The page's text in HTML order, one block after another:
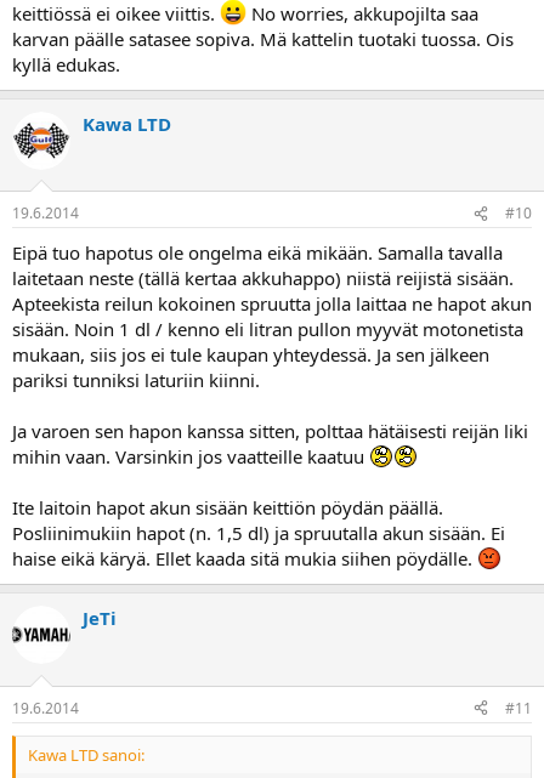
keittiössä ei oikee viittis.
No worries, akkupojilta saa
karvan päälle satasee sopiva. Mä kattelin tuotaki tuossa. Ois
kyllä edukas.
Kawa LTD
19.6.2014 #10
Eipä tuo hapotus ole ongelma eikä mikään. Samalla tavalla
laitetaan neste (tällä kertaa akkuhappo) niistä reijistä sisään.
Apteekista reilun kokoinen spruutta jolla laittaa ne hapot akun
sisään. Noin 1 dl / kenno eli litran pullon myyvät motonetista
mukaan, siis jos ei tule kaupan yhteydessä. Ja sen jälkeen
pariksi tunniksi laturiin kiinni.
Ja varoen sen hapon kanssa sitten, polttaa hätäisesti reijän liki
mihin vaan. Varsinkin jos vaatteille kaatuu
Ite laitoin hapot akun sisään keittiön pöydän päällä.
Posliinimukiin hapot (n. 1,5 dl) ja spruutalla akun sisään. Ei
haise eikä käryä. Ellet kaada sitä mukia siihen pöydälle.
JeTi
19.6.2014 #11
Kawa LTD sanoi: